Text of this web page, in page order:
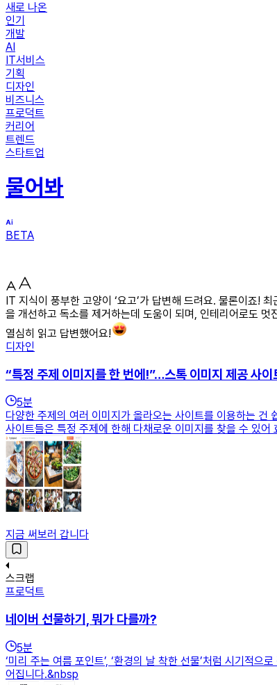
새로 나온
인기
개발
AI
IT서비스
기획
디자인
비즈니스
프로덕트
커리어
트렌드
스타트업
물어봐
BETA
IT 지식이 풍부한 고양이 ‘요고’가 답변해 드려요. 물론이죠!
을 개선하고 독소를 제거하는데 도움이 되며, 인테리어로도
열심히 읽고 답변했어요!
디자인
“특정 주제 이미지를 한 번에!”…스톡 이미지 제공 사이
5분
다양한 주제의 여러 이미지가 올라오는 사이트를 이용하는
사이트들은 특정 주제에 한해 다채로운 이미지를 찾을 수 있어
지금 써보러 갑니다
스크랩
프로덕트
네이버 선물하기, 뭐가 다를까?
5분
‘미리 주는 여름 포인트’, ‘환경의 날 착한 선물’처럼 시기적
어집니다.&nbsp